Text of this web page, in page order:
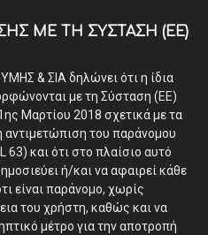
ΜΕ ΤΗ ΣΎΣΤΑΣΗ (ΕΕ)
& ΣΙΑ δηλώνει ότι η ίδια
με τη Σύσταση (ΕΕ)
Μαρτίου 2018 σχετικά με τα
αντιμετώπιση του παράνομου
63) και ότι στο πλαίσιο αυτό
ή/και να αφαιρεί κάθε
είναι παράνομο, χωρίς
του χρήστη, καθώς και να
μέτρο για την αποτροπή